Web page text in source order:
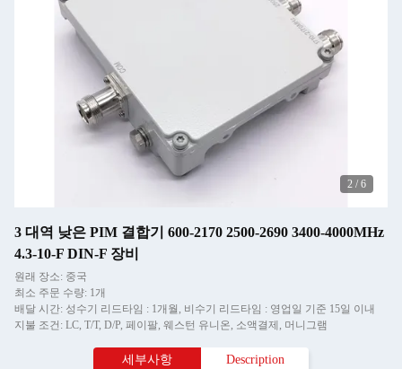
2 / 6
3 대역 낮은 PIM 결합기 600-2170 2500-2690 3400-4000MHz
4.3-10-F DIN-F 장비
원래 장소: 중국
최소 주문 수량: 1개
배달 시간: 성수기 리드타임 : 1개월, 비수기 리드타임 : 영업일 기준 15일 이내
지불 조건: LC, T/T, D/P, 페이팔, 웨스턴 유니온, 소액결제, 머니그램
세부사항 Description